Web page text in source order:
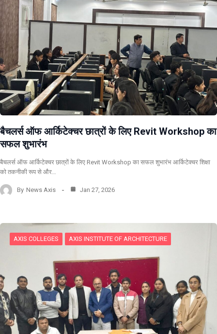
बैचलर्स ऑफ आर्किटेक्चर छात्रों के लिए Revit Workshop का
सफल शुभारंभ
बैचलर्स ऑफ आर्किटेक्चर छात्रों के लिए Revit Workshop का सफल शुभारंभ आर्किटेक्चर शिक्षा
को तकनीकी रूप से और…
By News Axis Jan 27, 2026
AXIS COLLEGES AXIS INSTITUTE OF ARCHITECTURE